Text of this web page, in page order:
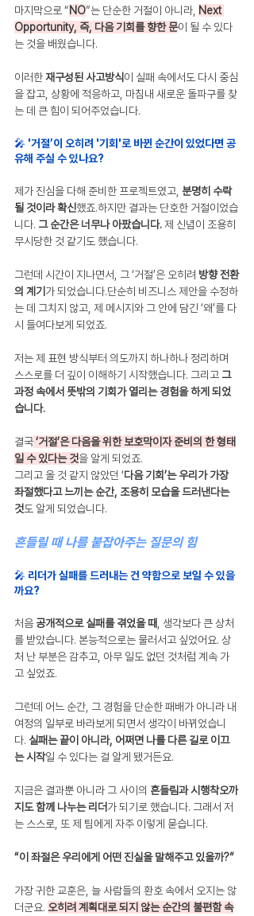
마지막으로 “NO”는 단순한 거절이 아니라, Next
Opportunity, 즉, 다음 기회를 향한 문이 될 수 있다
는 것을 배웠습니다.
이러한 재구성된 사고방식이 실패 속에서도 다시 중심
을 잡고, 상황에 적응하고, 마침내 새로운 돌파구를 찾
는 데 큰 힘이 되어주었습니다.
🎤 '거절’이 오히려 '기회'로 바뀐 순간이 있었다면 공
유해 주실 수 있나요?
제가 진심을 다해 준비한 프로젝트였고, 분명히 수락
될 것이라 확신했죠.하지만 결과는 단호한 거절이었습
니다. 그 순간은 너무나 아팠습니다. 제 신념이 조용히
무시당한 것 같기도 했습니다.
그런데 시간이 지나면서, 그 ‘거절’은 오히려 방향 전환
의 계기 가 되었습니다.단순히 비즈니스 제안을 수정하
는 데 그치지 않고, 제 메시지와 그 안에 담긴 ‘왜’를 다
시 들여다보게 되었죠.
저는 제 표현 방식부터 의도까지 하나하나 정리하며
스스로를 더 깊이 이해하기 시작했습니다. 그리고 그
과정 속에서 뜻밖의 기회가 열리는 경험을 하게 되었
습니다.
결국 ‘거절’은 다음을 위한 보호막이자 준비의 한 형태
일 수 있다는 것을 알게 되었죠.
그리고 올 것 같지 않았던 ‘다음 기회’는 우리가 가장
좌절했다고 느끼는 순간, 조용히 모습을 드러낸다는
것도 알게 되었습니다.
흔들릴 때 나를 붙잡아주는 질문의 힘
🎤 리더가 실패를 드러내는 건 약함으로 보일 수 있을
까요?
처음 공개적으로 실패를 겪었을 때
, 생각보다 큰 상처
를 받았습니다. 본능적으로는 물러서고 싶었어요. 상
처 난 부분은 감추고, 아무 일도 없던 것처럼 계속 가
고 싶었죠.
그런데 어느 순간, 그 경험을 단순한 패배가 아니라 내
여정의 일부로 바라보게 되면서 생각이 바뀌었습니
다. 실패는 끝이 아니라, 어쩌면 나를 다른 길로 이끄
는 시작일 수 있다는 걸 알게 됐거든요.
지금은 결과뿐 아니라 그 사이의 흔들림과 시행착오까
지도 함께 나누는 리더가 되기로 했습니다. 그래서 저
는 스스로, 또 제 팀에게 자주 이렇게 묻습니다.
“이 좌절은 우리에게 어떤 진실을 말해주고 있을까?”
가장 귀한 교훈은, 늘 사람들의 환호 속에서 오지는 않
더군요. 오히려 계획대로 되지 않는 순간의 불편함 속